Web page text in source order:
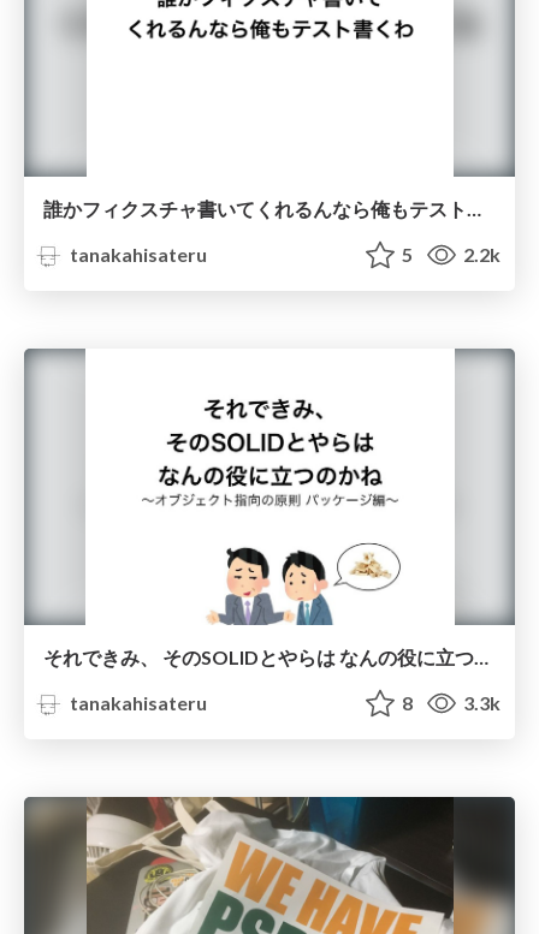
誰かフィクスチャ書いてくれるんなら俺もテスト書くわ
tanakahisateru
5 2.2k
tanakahisateru
8 3.3k